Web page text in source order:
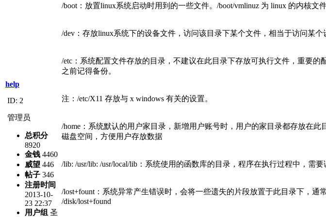
help
ID: 2
管理员
总积分
8920
金钱 4460
威望 446
帖子 346
注册时间
2013-10-
23 22:37
用户组 圣
/boot：放置linux系统启动时用到的一些文件。/boot/vmlinuz 为 linux 的内核文
/dev：存放linux系统下的设备文件，访问该目录下某个文件，相当于访问某个
/etc：系统配置文件存放的目录，不建议在此目录下存放可执行文件，重要的
之前记得备份。
注：/etc/X11 存放与 x windows 有关的设置。
/home：系统默认的用户家目录，新增用户账号时，用户的家目录都存放在
磁盘空间，方便用户存放数据
/lib: /usr/lib: /usr/local/lib：系统使用的函数库的目录，程序在执行过程中，需
/lost+fount：系统异常产生错误时，会将一些遗失的片段放置于此目录下，
/disk/lost+found